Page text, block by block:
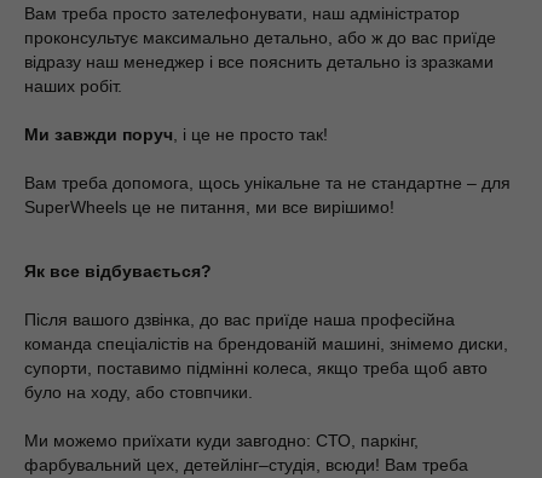
Вам треба просто зателефонувати, наш адміністратор
проконсультує максимально детально, або ж до вас приїде
відразу наш менеджер і все пояснить детально із зразками
наших робіт.
Ми завжди поруч, і це не просто так!
Вам треба допомога, щось унікальне та не стандартне – для
SuperWheels це не питання, ми все вирішимо!
Як все відбувається?
Після вашого дзвінка, до вас приїде наша професійна
команда спеціалістів на брендованій машині, знімемо диски,
супорти, поставимо підмінні колеса, якщо треба щоб авто
було на ходу, або стовпчики.
Ми можемо приїхати куди завгодно: СТО, паркінг,
фарбувальний цех, детейлінг–студія, всюди! Вам треба